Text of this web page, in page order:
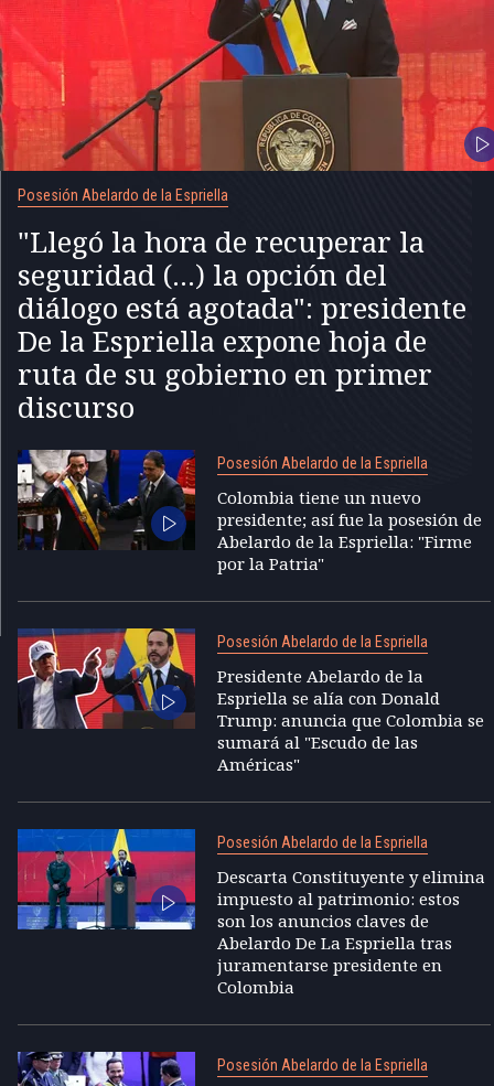
Posesión Abelardo de la Espriella
"Llegó la hora de recuperar la
seguridad (...) la opción del
diálogo está agotada": presidente
De la Espriella expone hoja de
ruta de su gobierno en primer
discurso
Posesión Abelardo de la Espriella
Colombia tiene un nuevo
presidente; así fue la posesión de
Abelardo de la Espriella: "Firme
por la Patria"
Posesión Abelardo de la Espriella
Presidente Abelardo de la
Espriella se alía con Donald
Trump: anuncia que Colombia se
sumará al "Escudo de las
Américas"
Posesión Abelardo de la Espriella
Descarta Constituyente y elimina
impuesto al patrimonio: estos
son los anuncios claves de
Abelardo De La Espriella tras
juramentarse presidente en
Colombia
Posesión Abelardo de la Espriella